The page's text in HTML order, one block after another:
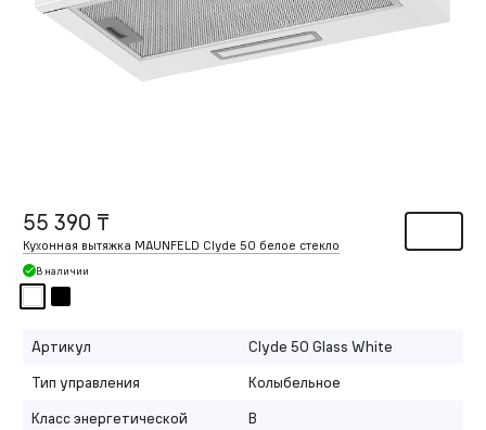
55 390 ₸
Кухонная вытяжка MAUNFELD Clyde 50 белое стекло
В наличии
Артикул
Clyde 50 Glass White
Тип управления
Колыбельное
Класс энергетической
B